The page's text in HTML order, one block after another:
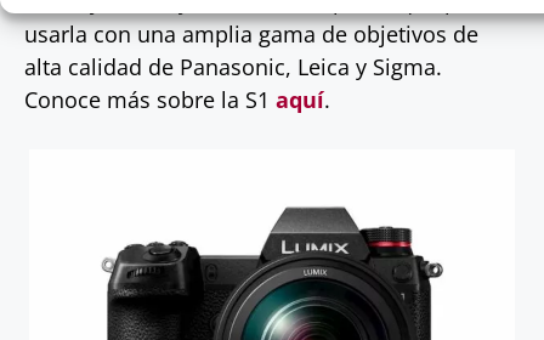
usarla con una amplia gama de objetivos de
alta calidad de Panasonic, Leica y Sigma.
Conoce más sobre la S1 aquí.